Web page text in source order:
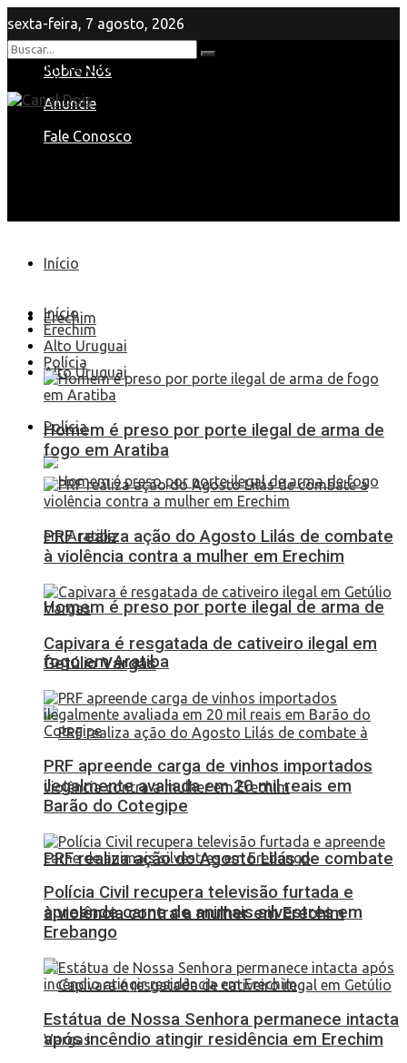
sexta-feira, 7 agosto, 2026
Sobre Nós
Anuncie
Fale Conosco
Nenhum Resultado
View All Result
Início
Erechim
Alto Uruguai
Polícia
Homem é preso por porte ilegal de arma de
fogo em Aratiba
PRF realiza ação do Agosto Lilás de combate
à violência contra a mulher em Erechim
Início
Erechim
Alto Uruguai
Polícia
Homem é preso por porte ilegal de arma de
fogo em Aratiba
PRF realiza ação do Agosto Lilás de combate
à violência contra a mulher em Erechim
Capivara é resgatada de cativeiro ilegal em
Getúlio Vargas
PRF apreende carga de vinhos importados
ilegalmente avaliada em 20 mil reais em
Barão do Cotegipe
Polícia Civil recupera televisão furtada e
apreende carne de animais silvestres em
Erebango
Estátua de Nossa Senhora permanece intacta
após incêndio atingir residência em Erechim